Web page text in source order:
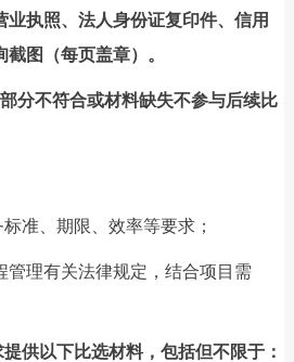
执照、法人身份证复印件、信用
图（每页盖章）。
分不符合或材料缺失不参与后续比
准、期限、效率等要求；
管理有关法律规定，结合项目需
供以下比选材料，包括但不限于：